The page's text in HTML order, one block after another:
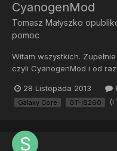
CyanogenMod
Tomasz Małyszko
pomoc
Witam wszystkich.
czyli CyanogenMod i od
zarazem zupełnie zielony
Oto moje pytanie;
28 Listopada 2013
Galaxy Core GT-I8260 (i